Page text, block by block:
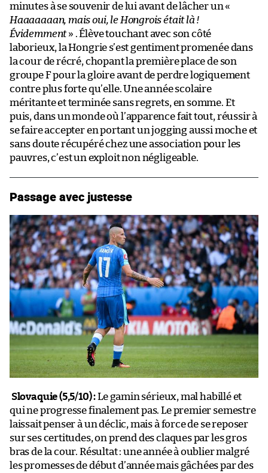
minutes à se souvenir de lui avant de lâcher un «
Haaaaaaan, mais oui, le Hongrois était là !
Évidemment» . Élève touchant avec son côté
laborieux, la Hongrie s’est gentiment promenée dans
la cour de récré, chopant la première place de son
groupe F pour la gloire avant de perdre logiquement
contre plus forte qu’elle. Une année scolaire
méritante et terminée sans regrets, en somme. Et
puis, dans un monde où l’apparence fait tout, réussir à
se faire accepter en portant un jogging aussi moche et
sans doute récupéré chez une association pour les
pauvres, c’est un exploit non négligeable.
Passage avec justesse
Slovaquie (5,5/10) :Le gamin sérieux, mal habillé et
qui ne progresse finalement pas. Le premier semestre
laissait penser à un déclic, mais à force de se reposer
sur ses certitudes, on prend des claques par les gros
bras de la cour. Résultat : une année à oublier malgré
les promesses de début d’année mais gâchées par des